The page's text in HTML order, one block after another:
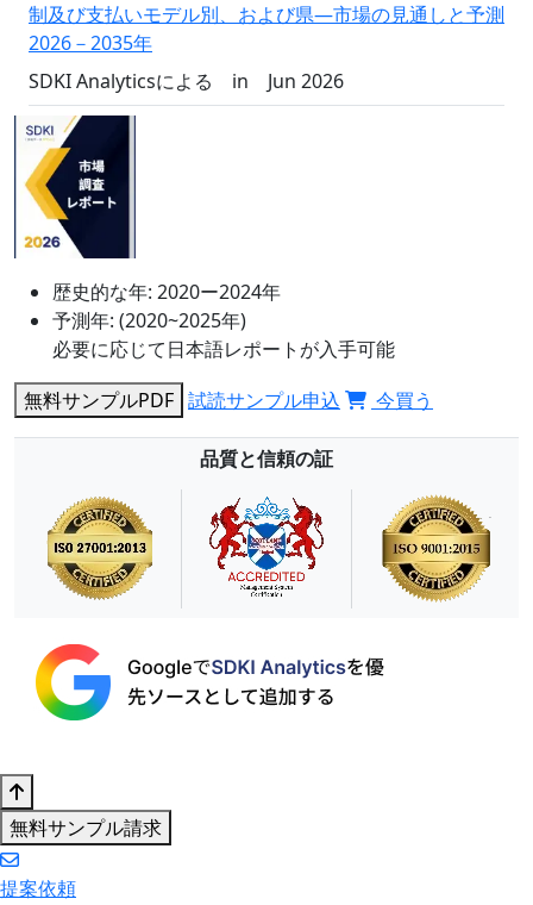
制及び支払いモデル別、および県―市場の見通しと予測
2026－2035年
SDKI Analyticsによる
in Jun 2026
歴史的な年: 2020ー2024年
予測年: (2020~2025年)
必要に応じて日本語レポートが入手可能
無料サンプルPDF 試読サンプル申込 今買う
品質と信頼の証
無料サンプル請求
提案依頼